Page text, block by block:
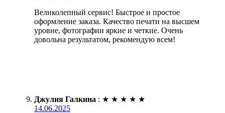
Великолепный сервис! Быстрое и простое
оформление заказа. Качество печати на высшем
уровне, фотографии яркие и четкие. Очень
довольна результатом, рекомендую всем!
Джулия Галкина : ★ ★ ★ ★ ★
14.06.2025